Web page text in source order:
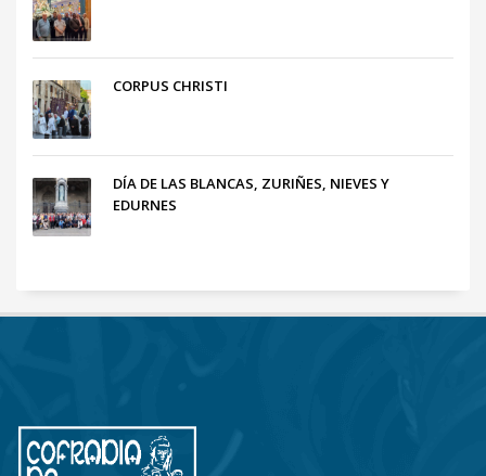
CORPUS CHRISTI
DÍA DE LAS BLANCAS, ZURIÑES, NIEVES Y
EDURNES